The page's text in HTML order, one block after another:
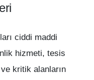
ciddi maddi
hizmeti, tesis
kritik alanların